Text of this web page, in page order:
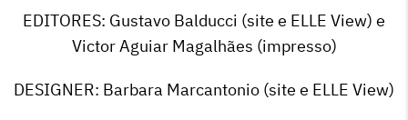
EDITORES: Gustavo Balducci (site e ELLE View) e
Victor Aguiar Magalhães (impresso)
DESIGNER: Barbara Marcantonio (site e ELLE View)